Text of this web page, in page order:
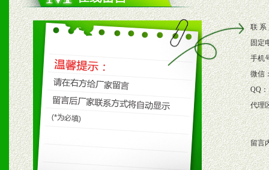
3、根据市场需要，派驻区
保产品顺利销售。
4、根据市场情况公司给予
购支持。
五、退换货制度
联 系
固定
手机
微信
QQ：
代理
留言